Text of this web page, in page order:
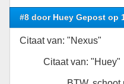
#8 door Huey Gepost op
Citaat van: "Nexus"
Citaat van: "Huey"